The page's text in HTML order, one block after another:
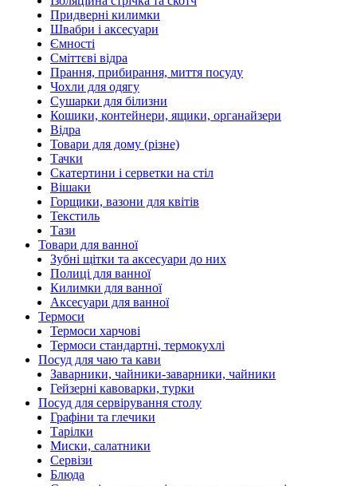
Придверні килимки
Швабри і аксесуари
Ємності
Сміттєві відра
Прання, прибирання, миття посуду
Чохли для одягу
Сушарки для білизни
Кошики, контейнери, ящики, органайзери
Відра
Товари для дому (різне)
Тачки
Скатертини і серветки на стіл
Вішаки
Горщики, вазони для квітів
Текстиль
Тази
Товари для ванної
Зубні щітки та аксесуари до них
Полиці для ванної
Килимки для ванної
Аксесуари для ванної
Термоси
Термоси харчові
Термоси стандартні, термокухлі
Посуд для чаю та кави
Заварники, чайники-заварники, чайники
Гейзерні кавоварки, турки
Посуд для сервірування столу
Графіни та глечики
Тарілки
Миски, салатники
Сервізи
Блюда